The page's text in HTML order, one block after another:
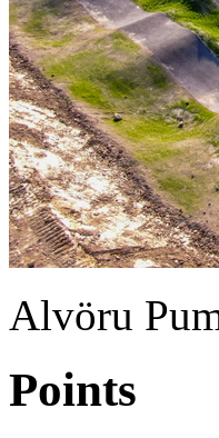
Alvöru
Points